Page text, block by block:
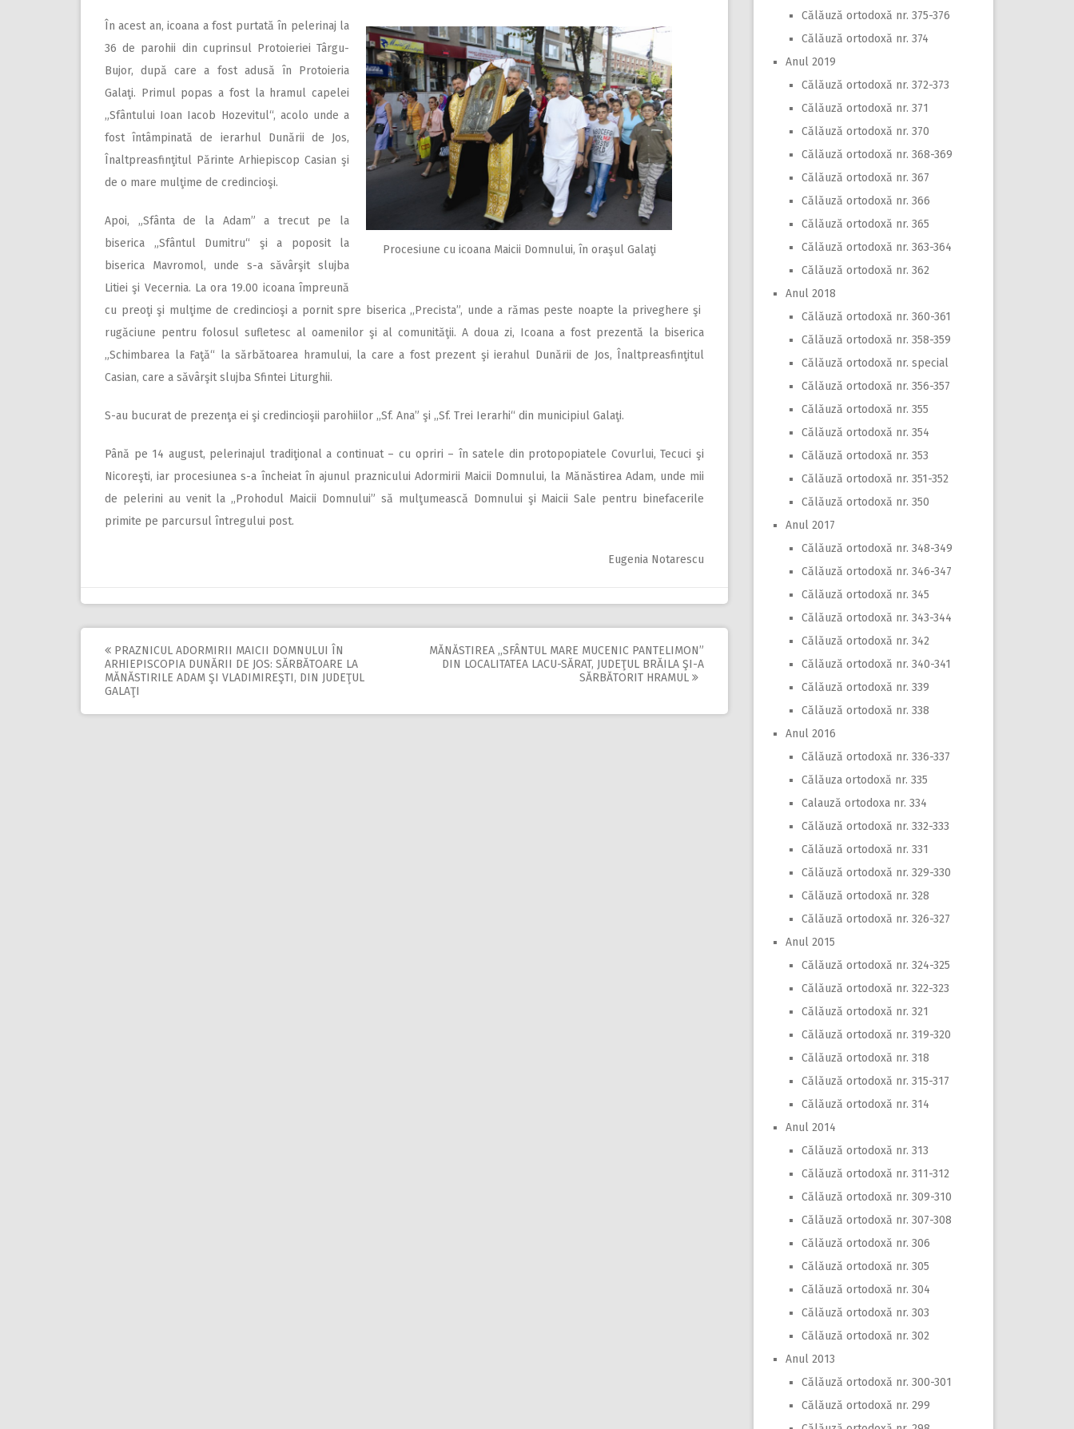
Procesiune cu icoana Maicii Domnului, în oraşul Galaţi
În acest an, icoana a fost purtată în pelerinaj la
36 de parohii din cuprinsul Protoieriei Târgu-
Bujor, după care a fost adusă în Protoieria
Galaţi. Primul popas a fost la hramul capelei
„Sfântului Ioan Iacob Hozevitul“, acolo unde a
fost întâmpinată de ierarhul Dunării de Jos,
Înaltpreasfinţitul Părinte Arhiepiscop Casian şi
de o mare mulţime de credincioşi.
Apoi, „Sfânta de la Adam” a trecut pe la
biserica „Sfântul Dumitru“ şi a poposit la
biserica Mavromol, unde s-a săvârşit slujba
Litiei şi Vecernia. La ora 19.00 icoana împreună
cu preoţi şi mulţime de credincioşi a pornit spre biserica ,,Precista”, unde a rămas peste noapte la priveghere şi
rugăciune pentru folosul sufletesc al oamenilor şi al comunităţii. A doua zi, Icoana a fost prezentă la biserica
„Schimbarea la Faţă“ la sărbătoarea hramului, la care a fost prezent şi ierahul Dunării de Jos, Înaltpreasfinţitul
Casian, care a săvârşit slujba Sfintei Liturghii.
S-au bucurat de prezenţa ei şi credincioşii parohiilor ,,Sf. Ana” şi ,,Sf. Trei Ierarhi“ din municipiul Galaţi.
Până pe 14 august, pelerinajul tradiţional a continuat – cu opriri – în satele din protopopiatele Covurlui, Tecuci şi
Nicoreşti, iar procesiunea s-a încheiat în ajunul praznicului Adormirii Maicii Domnului, la Mănăstirea Adam, unde mii
de pelerini au venit la ,,Prohodul Maicii Domnului” să mulţumească Domnului şi Maicii Sale pentru binefacerile
primite pe parcursul întregului post.
Eugenia Notarescu
Post
navigation
PRAZNICUL ADORMIRII MAICII DOMNULUI ÎN
ARHIEPISCOPIA DUNĂRII DE JOS: SĂRBĂTOARE LA
MĂNĂSTIRILE ADAM ŞI VLADIMIREŞTI, DIN JUDEŢUL
GALAŢI
MĂNĂSTIREA ,,SFÂNTUL MARE MUCENIC PANTELIMON”
DIN LOCALITATEA LACU-SĂRAT, JUDEŢUL BRĂILA ŞI-A
SĂRBĂTORIT HRAMUL
Călăuză ortodoxă nr. 375-376
Călăuză ortodoxă nr. 374
Anul 2019
Călăuză ortodoxă nr. 372-373
Călăuză ortodoxă nr. 371
Călăuză ortodoxă nr. 370
Călăuză ortodoxă nr. 368-369
Călăuză ortodoxă nr. 367
Călăuză ortodoxă nr. 366
Călăuză ortodoxă nr. 365
Călăuză ortodoxă nr. 363-364
Călăuză ortodoxă nr. 362
Anul 2018
Călăuză ortodoxă nr. 360-361
Călăuză ortodoxă nr. 358-359
Călăuză ortodoxă nr. special
Călăuză ortodoxă nr. 356-357
Călăuză ortodoxă nr. 355
Călăuză ortodoxă nr. 354
Călăuză ortodoxă nr. 353
Călăuză ortodoxă nr. 351-352
Călăuză ortodoxă nr. 350
Anul 2017
Călăuză ortodoxă nr. 348-349
Călăuză ortodoxă nr. 346-347
Călăuză ortodoxă nr. 345
Călăuză ortodoxă nr. 343-344
Călăuză ortodoxă nr. 342
Călăuză ortodoxă nr. 340-341
Călăuză ortodoxă nr. 339
Călăuză ortodoxă nr. 338
Anul 2016
Călăuză ortodoxă nr. 336-337
Călăuza ortodoxă nr. 335
Calauză ortodoxa nr. 334
Călăuză ortodoxă nr. 332-333
Călăuză ortodoxă nr. 331
Călăuză ortodoxă nr. 329-330
Călăuză ortodoxă nr. 328
Călăuză ortodoxă nr. 326-327
Anul 2015
Călăuză ortodoxă nr. 324-325
Călăuză ortodoxă nr. 322-323
Călăuză ortodoxă nr. 321
Călăuză ortodoxă nr. 319-320
Călăuză ortodoxă nr. 318
Călăuză ortodoxă nr. 315-317
Călăuză ortodoxă nr. 314
Anul 2014
Călăuză ortodoxă nr. 313
Călăuză ortodoxă nr. 311-312
Călăuză ortodoxă nr. 309-310
Călăuză ortodoxă nr. 307-308
Călăuză ortodoxă nr. 306
Călăuză ortodoxă nr. 305
Călăuză ortodoxă nr. 304
Călăuză ortodoxă nr. 303
Călăuză ortodoxă nr. 302
Anul 2013
Călăuză ortodoxă nr. 300-301
Călăuză ortodoxă nr. 299